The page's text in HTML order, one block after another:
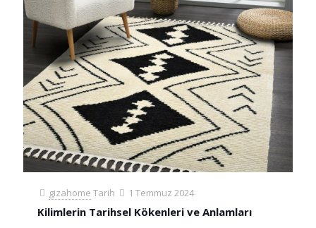
gizahome Tarih 1 Temmuz 2024
Kilimlerin Tarihsel Kökenleri ve Anlamları